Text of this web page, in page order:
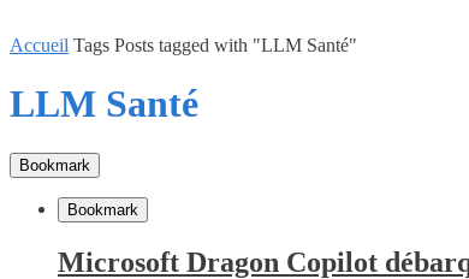
Accueil Tags Posts tagged with "LLM Santé"
LLM Santé
Bookmark
Bookmark
Microsoft Dragon Copilot